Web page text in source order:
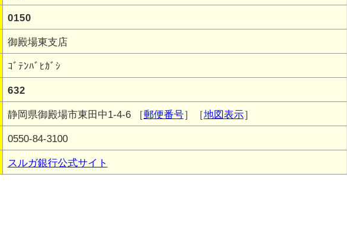
0150
御殿場東支店
ｺﾞﾃﾝﾊﾞﾋｶﾞｼ
632
静岡県御殿場市東田中1-4-6 ［郵便番号］［地図表示］
0550-84-3100
スルガ銀行公式サイト